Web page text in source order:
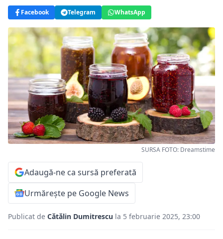
Facebook Telegram WhatsApp
SURSA FOTO: Dreamstime
Adaugă-ne ca sursă preferată
Urmărește pe Google News
Publicat de Cătălin Dumitrescu la 5 februarie 2025, 23:00